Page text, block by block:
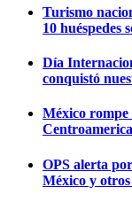
Turismo
10 huéspedes
Día
conquistó
México rompe
OPS alerta
México y